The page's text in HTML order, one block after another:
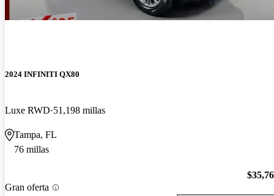
2024 INFINITI QX80
Luxe RWD 51,198 millas
Tampa, FL
76 millas
Gran oferta